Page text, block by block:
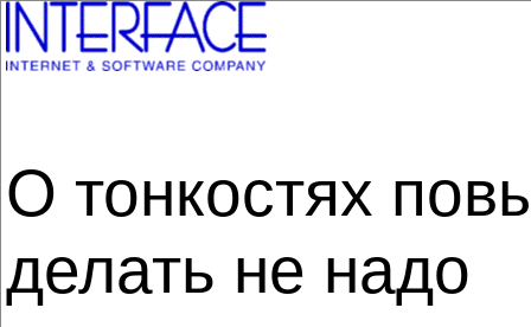
О тонкостях
делать не надо